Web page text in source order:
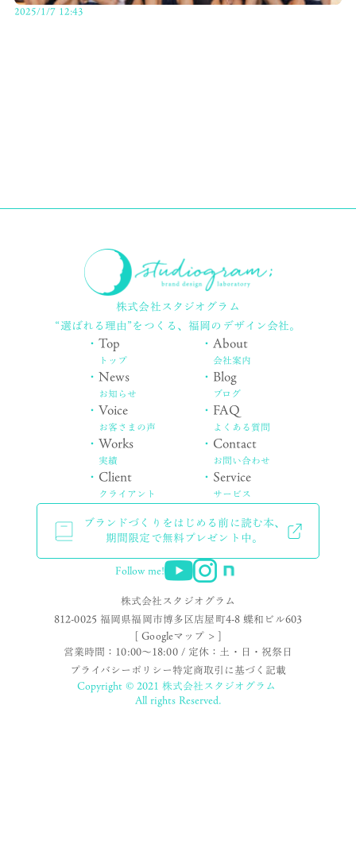
2025/1/7 12:43
株式会社スタジオグラム
“選ばれる理由”をつくる、福岡のデザイン会社。
・Top
トップ
・News
お知らせ
・Voice
お客さまの声
・Works
実績
・ Client
クライアント
・About
会社案内
・ Blog
ブログ
・ FAQ
よくある質問
・ Contact
お問い合わせ
・ Service
サービス
ブランドづくりをはじめる前に読む本、
期間限定で無料プレゼント中。
Follow me!
株式会社スタジオグラム
812-0025 福岡県福岡市博多区店屋町4-8 蝶和ビル603
[ Googleマップ > ]
営業時間：10:00〜18:00 / 定休：土・日・祝祭日
プライバシーポリシー特定商取引に基づく記載
Copyright © 2021 株式会社スタジオグラム
All rights Reserved.